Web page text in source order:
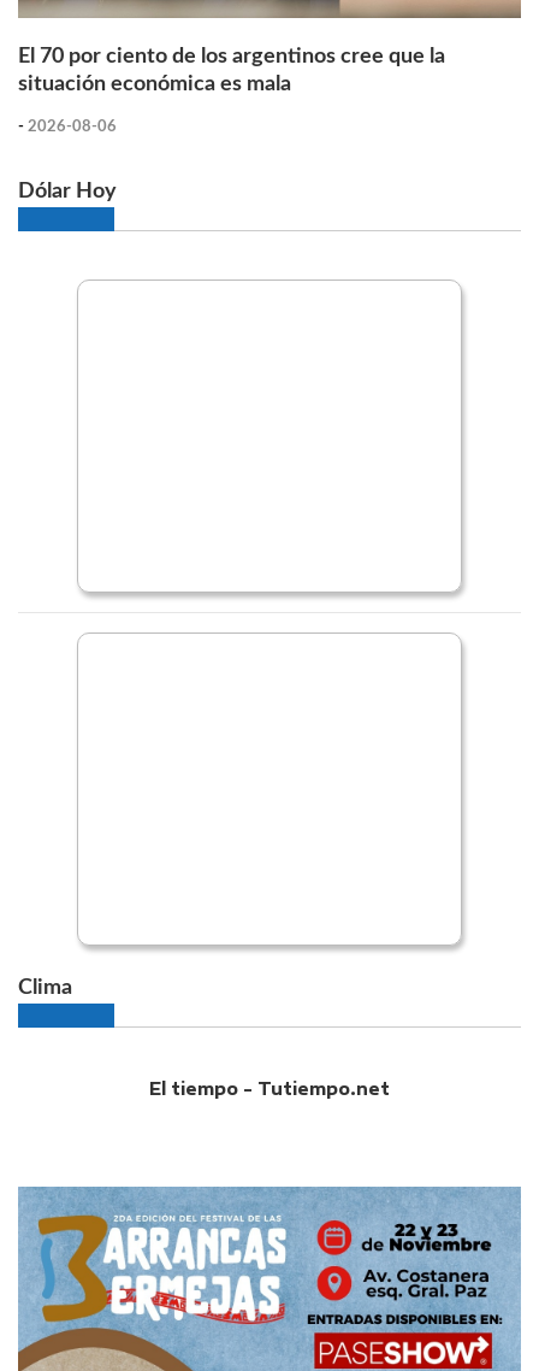
El 70 por ciento de los argentinos cree que la
situación económica es mala
- 2026-08-06
Dólar Hoy
Clima
El tiempo - Tutiempo.net